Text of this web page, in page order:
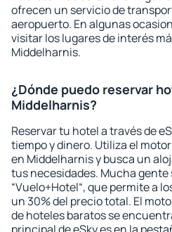
ofrecen un servicio de
aeropuerto. En algunas
visitar los lugares de interés
Middelharnis.
¿Dónde puedo reservar
Middelharnis?
Reservar tu hotel a través de
tiempo y dinero. Utiliza el
en Middelharnis y busca un
tus necesidades. Mucha
“Vuelo+Hotel“, que permite a
un 30% del precio total. El
de hoteles baratos se